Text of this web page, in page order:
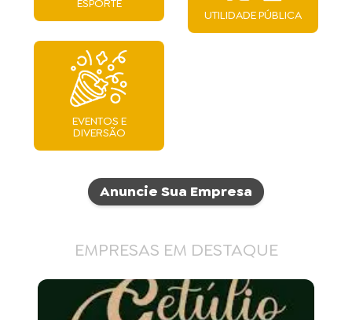
ESPORTE
EVENTOS E
DIVERSÃO
UTILIDADE PÚBLICA
Anuncie Sua Empresa
EMPRESAS EM DESTAQUE